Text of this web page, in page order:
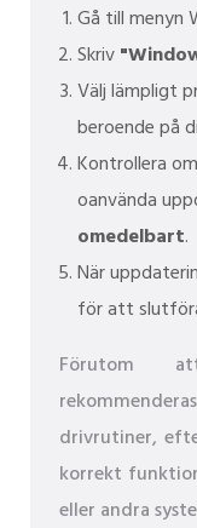
Gå till menyn
Skriv
Välj lämpligt
beroende på
Kontrollera
oanvända
omedelbart.
När
för att
Förutom
drivrutiner,
korrekt
eller andra